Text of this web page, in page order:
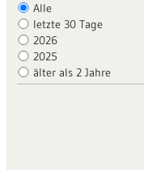
Alle
letzte 30 Tage
2026
2025
älter als 2 Jahre